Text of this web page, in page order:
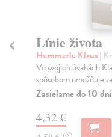
Línie života
Hemmerle Klaus|
Vo svojich úvahách
spôsobom umožňuje
Zasielame do 10 dní
4,32 €